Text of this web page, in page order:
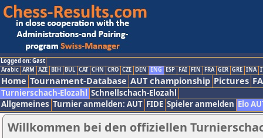
Logged on: Gast
Arabic ARM AZE BIH BUL CAT CHN CRO CZE DEN ENG ESP FAI FIN FRA GER GRE INA
Home Tournament-Database AUT championship Pictures
Turnierschach-Elozahl Schnellschach-Elozahl
Allgemeines Turnier anmelden: AUT FIDE Spieler anmelden Elo
Willkommen bei den offiziellen